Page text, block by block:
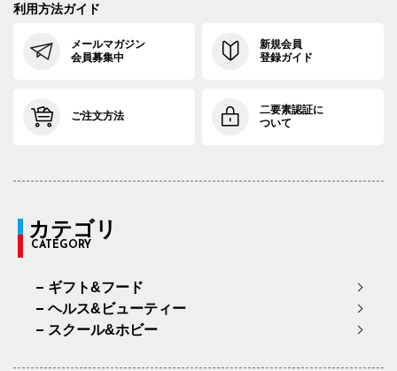
利用方法ガイド
メールマガジン
会員募集中
新規会員
登録ガイド
ご注文方法
二要素認証に
ついて
カテゴリ
CATEGORY
ギフト&フード
ヘルス&ビューティー
スクール&ホビー